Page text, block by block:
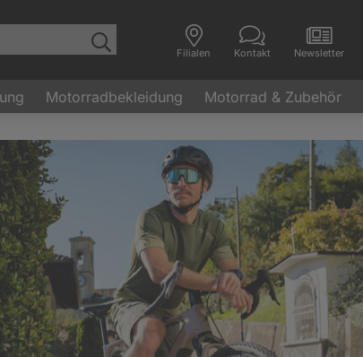
Filialen Kontakt Newsletter
Motorradbekleidung Motorrad & Zubehör